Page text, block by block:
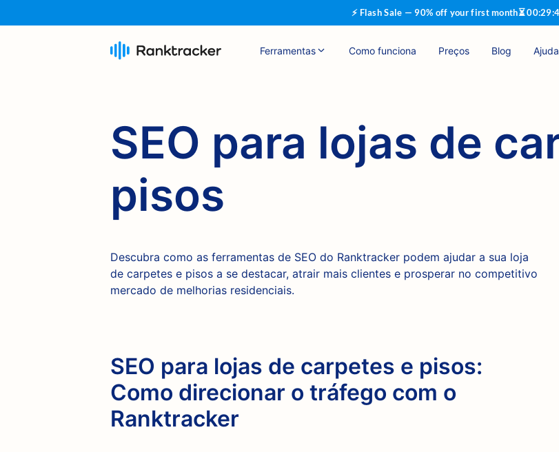
⚡ Flash Sale — 90% off your first month⏳00:29:
Ferramentas Como funciona Preços Blog Ajuda
SEO para lojas de
pisos
Descubra como as ferramentas de SEO do Ranktracker podem ajudar a sua loja
de carpetes e pisos a se destacar, atrair mais clientes e prosperar no competitivo
mercado de melhorias residenciais.
SEO para lojas de carpetes e pisos:
Como direcionar o tráfego com o
Ranktracker